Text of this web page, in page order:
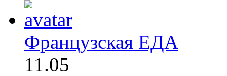
Французская ЕДА
11.05